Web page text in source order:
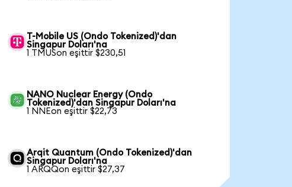
T-Mobile US (Ondo Tokenized)'dan
Singapur Doları'na
1 TMUSon eşittir $230,51
NANO Nuclear Energy (Ondo
Tokenized)'dan Singapur Doları'na
1 NNEon eşittir $22,73
Arqit Quantum (Ondo Tokenized)'dan
Singapur Doları'na
1 ARQQon eşittir $27,37